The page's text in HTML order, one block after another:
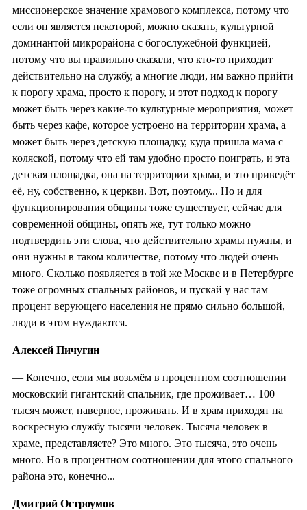
миссионерское значение храмового комплекса, потому что
если он является некоторой, можно сказать, культурной
доминантой микрорайона с богослужебной функцией,
потому что вы правильно сказали, что кто-то приходит
действительно на службу, а многие люди, им важно прийти
к порогу храма, просто к порогу, и этот подход к порогу
может быть через какие-то культурные мероприятия, может
быть через кафе, которое устроено на территории храма, а
может быть через детскую площадку, куда пришла мама с
коляской, потому что ей там удобно просто поиграть, и эта
детская площадка, она на территории храма, и это приведёт
её, ну, собственно, к церкви. Вот, поэтому... Но и для
функционирования общины тоже существует, сейчас для
современной общины, опять же, тут только можно
подтвердить эти слова, что действительно храмы нужны, и
они нужны в таком количестве, потому что людей очень
много. Сколько появляется в той же Москве и в Петербурге
тоже огромных спальных районов, и пускай у нас там
процент верующего населения не прямо сильно большой,
люди в этом нуждаются.
Алексей Пичугин
— Конечно, если мы возьмём в процентном соотношении
московский гигантский спальник, где проживает… 100
тысяч может, наверное, проживать. И в храм приходят на
воскресную службу тысячи человек. Тысяча человек в
храме, представляете? Это много. Это тысяча, это очень
много. Но в процентном соотношении для этого спального
района это, конечно...
Дмитрий Остроумов